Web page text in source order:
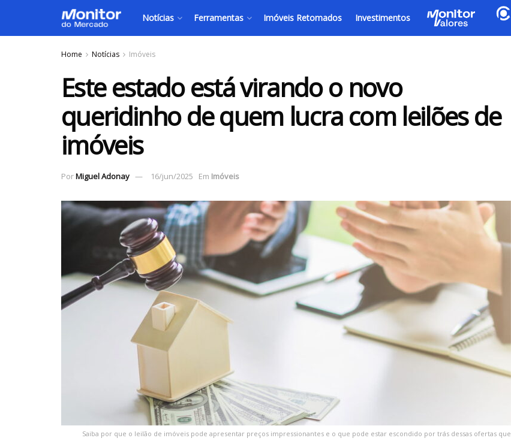
Notícias Ferramentas Imóveis Retomados Investimentos
Home Notícias Imóveis
Este estado está virando o novo
queridinho de quem lucra com leilões de
imóveis
PorMiguel Adonay 16/jun/2025 Em Imóveis
Saiba por que o leilão de imóveis pode apresentar preços impressionantes e o que pode estar escondido por trás dessas ofertas que